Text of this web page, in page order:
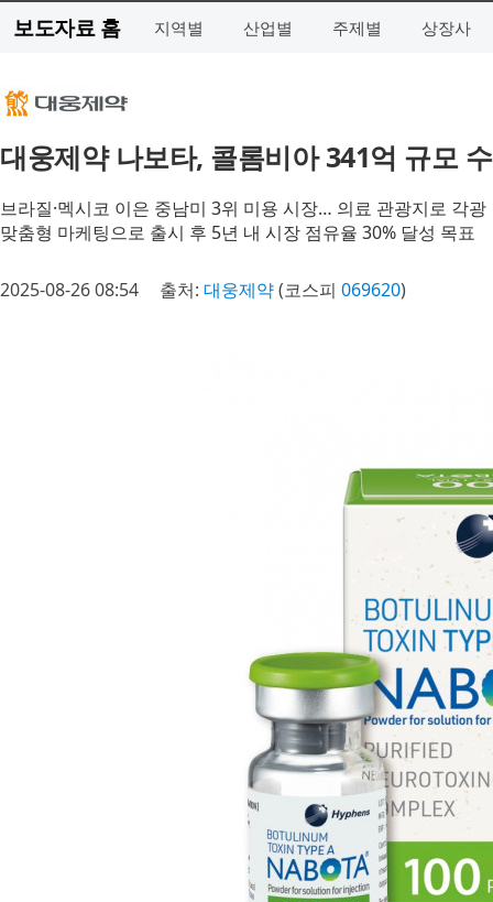
보도자료 홈 지역별 산업별 주제별 상장사
대웅제약 나보타, 콜롬비아 341억 규모
브라질·멕시코 이은 중남미 3위 미용 시장… 의료 관광지로 각광
맞춤형 마케팅으로 출시 후 5년 내 시장 점유율 30% 달성 목표
2025-08-26 08:54 출처: 대웅제약(코스피 069620)